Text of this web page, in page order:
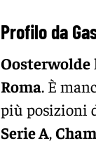
Profilo da
Oosterwolde
Roma. È
più posizioni
Serie A,